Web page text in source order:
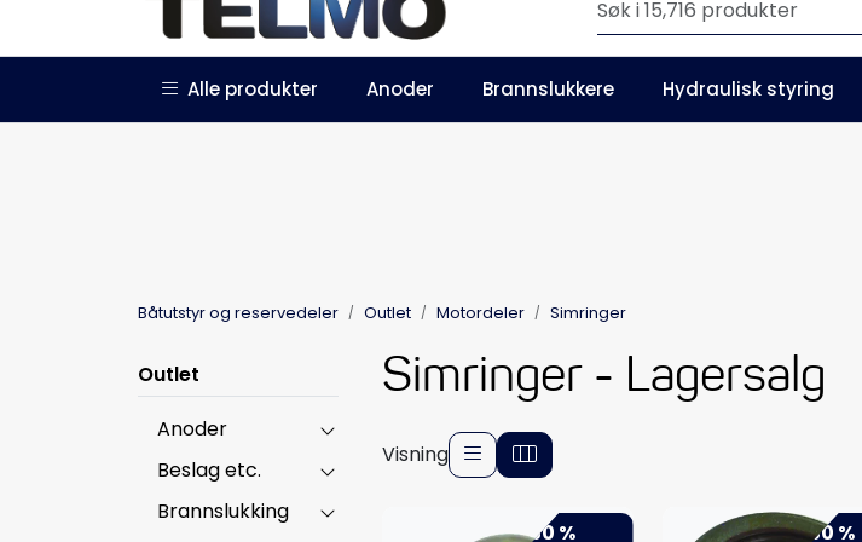
Outlet
Trustpilot | Forhandlersøknad | Våre kataloger
Alle produkter Anoder Brannslukkere Hydraulisk styring
Båtutstyr og reservedeler Outlet Motordeler Simringer
Outlet
Anoder
Beslag etc.
Brannslukking
Simringer - Lagersalg
Visning
-50 % -50 %